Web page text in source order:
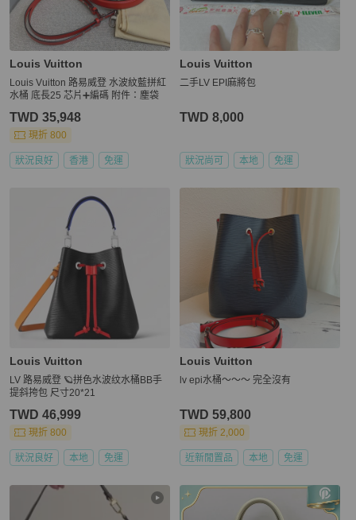
Louis Vuitton
Louis Vuitton 路易威登 水波紋藍拼紅
水桶 底長25 芯片➕編碼 附件：塵袋
TWD 35,948
現折 800
狀況良好 香港 免運
Louis Vuitton
二手LV EPI麻將包
TWD 8,000
狀況尚可 本地 免運
Louis Vuitton
LV 路易威登 🪐拼色水波纹水桶BB手
提斜挎包 尺寸20*21
TWD 46,999
現折 800
狀況良好 本地 免運
Louis Vuitton
lv epi水桶～～～ 完全沒有
TWD 59,800
現折 2,000
近新閒置品 本地 免運